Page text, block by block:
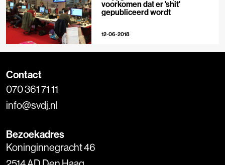
voorkomen dat er 'shit'
gepubliceerd wordt
12-06-2018
Contact
070 361 71 11
info@svdj.nl
Bezoekadres
Koninginnegracht 46